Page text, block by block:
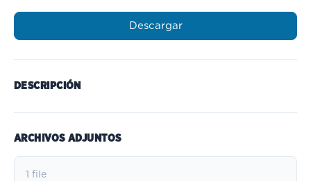
Descargar
DESCRIPCIÓN
ARCHIVOS ADJUNTOS
1 file